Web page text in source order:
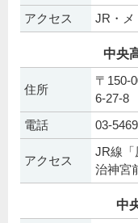
アクセス
JR・
中央
住所
〒150-
6-27-8
電話 03-
アクセス
JR線「
治神宮
中